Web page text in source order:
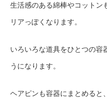
生活感のある綿棒やコットン
リアっぽくなります。
いろいろな道具をひとつの容
うになります。
ヘアピンも容器にまとめると